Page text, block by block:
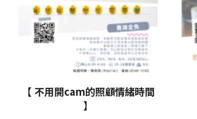
【 不用開cam的照顧情緒時間
】